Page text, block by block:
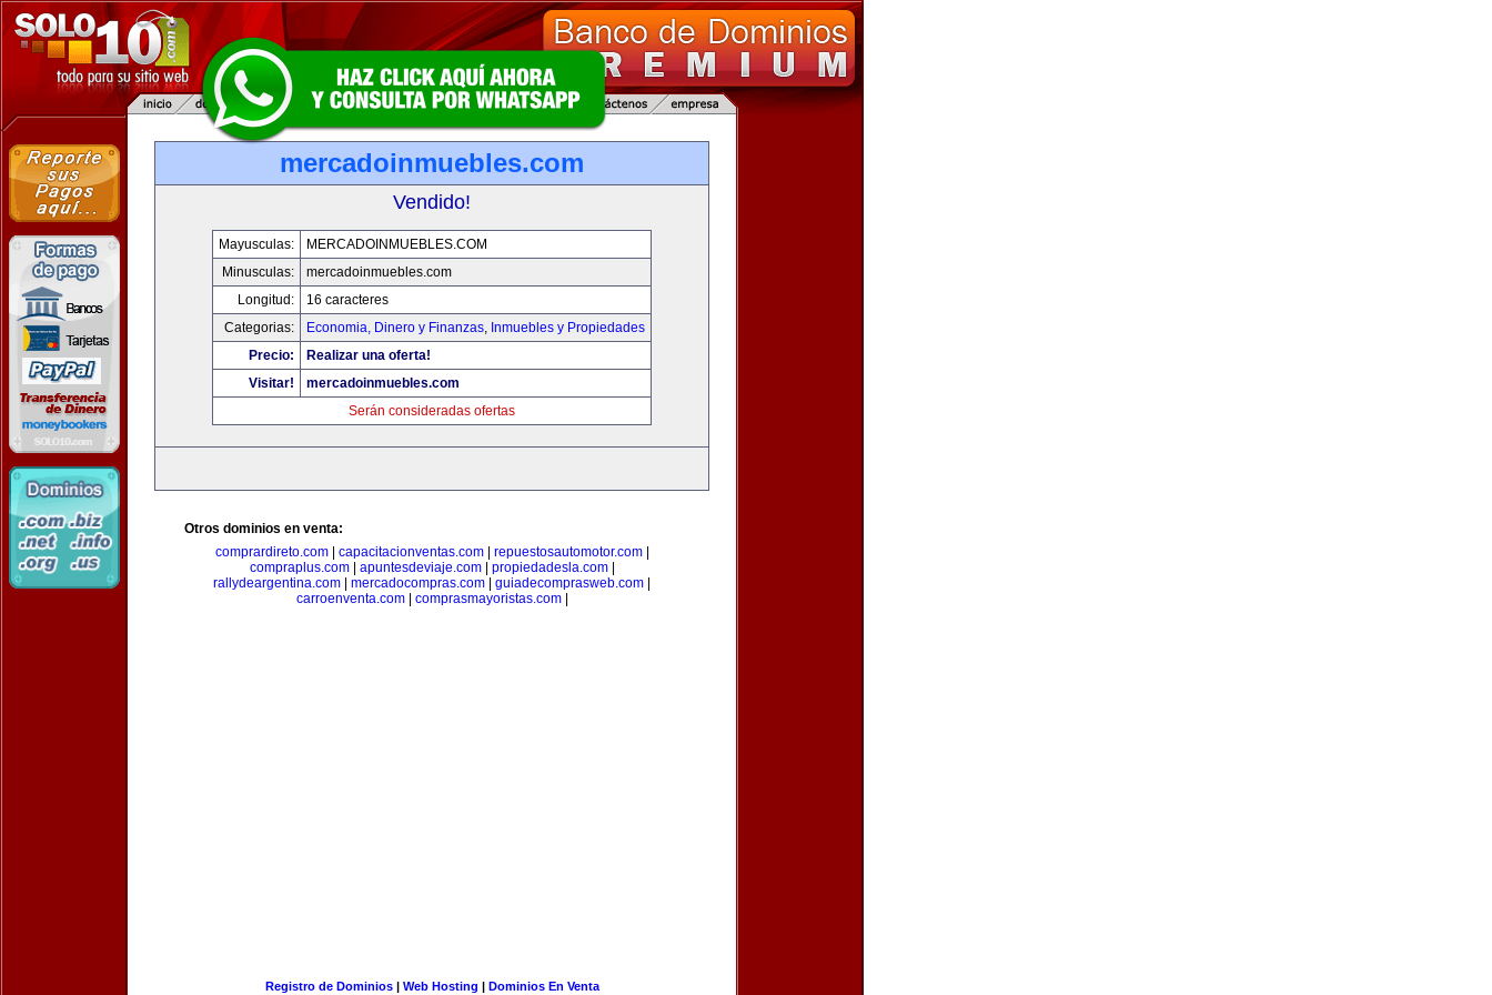
mercadoinmuebles.com
Vendido!
Mayusculas:
MERCADOINMUEBLES.COM
Minusculas:
mercadoinmuebles.com
Longitud:
16 caracteres
Categorias:
Economia, Dinero y Finanzas, Inmuebles y Propiedades
Precio:
Realizar una oferta!
Visitar!
mercadoinmuebles.com
Serán consideradas ofertas
Otros dominios en venta:
comprardireto.com| capacitacionventas.com| repuestosautomotor.com|
compraplus.com| apuntesdeviaje.com| propiedadesla.com|
rallydeargentina.com
mercadocompras.com guiadecomprasweb.com
carroenventa.com| comprasmayoristas.com|
Registro de Dominios| Web Hosting | Dominios En Venta